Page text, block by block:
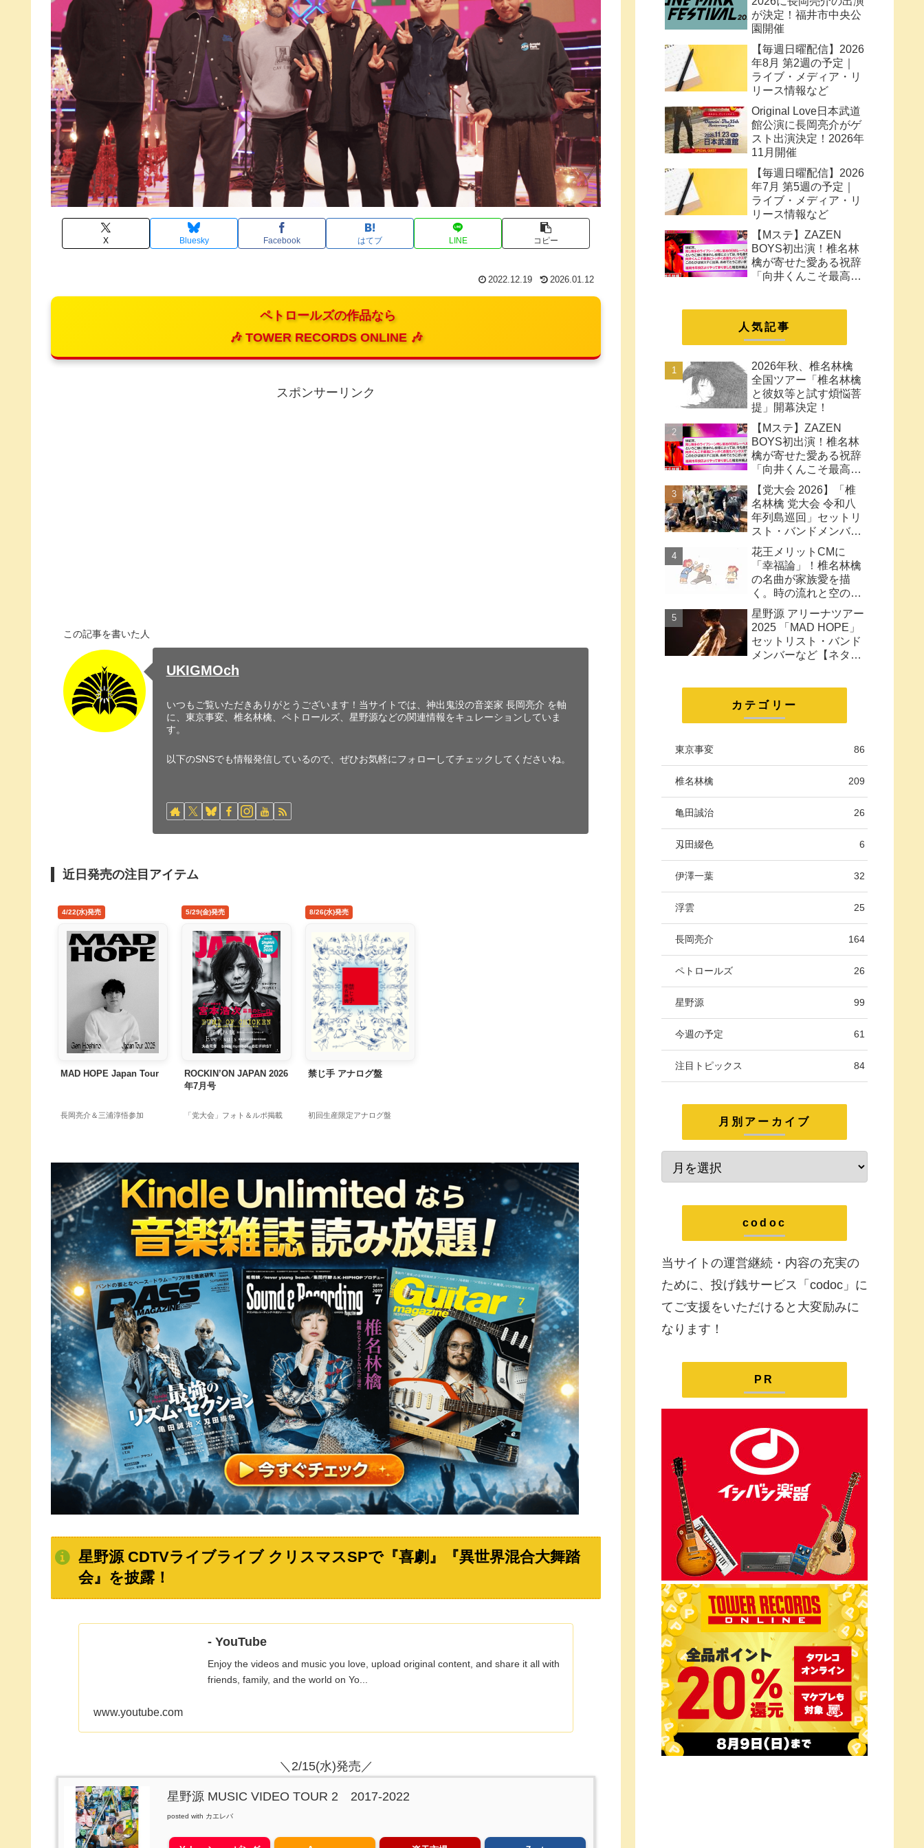
X Bluesky Facebook はてブ LINE コピー
2022.12.19 2026.01.12
ペトロールズの作品なら
🎶 TOWER RECORDS ONLINE 🎶
スポンサーリンク
この記事を書いた人
UKIGMOch
いつもご覧いただきありがとうございます！当サイトでは、神出鬼没の音楽家 長岡亮介 を軸
に、東京事変、椎名林檎、ペトロールズ、星野源などの関連情報をキュレーションしていま
す。
以下のSNSでも情報発信しているので、ぜひお気軽にフォローしてチェックしてくださいね。
近日発売の注目アイテム
4/22(水)発売
MAD HOPE Japan Tour
長岡亮介＆三浦淳悟参加
5/29(金)発売
ROCKIN’ON JAPAN 2026
年7月号
「党大会」フォト＆ルポ掲載
8/26(水)発売
禁じ手 アナログ盤
初回生産限定アナログ盤
星野源 CDTVライブライブ クリスマスSPで『喜劇』『異世界混合大舞踏
会』を披露！
- YouTube
Enjoy the videos and music you love, upload original content, and share it all with
friends, family, and the world on Yo...
www.youtube.com
＼2/15(水)発売／
星野源 MUSIC VIDEO TOUR 2 2017-2022
posted with カエレバ
が決定！福井市中央公
園開催
【毎週日曜配信】2026
年8月 第2週の予定｜
ライブ・メディア・リ
リース情報など
Original Love日本武道
館公演に長岡亮介がゲ
スト出演決定！2026年
11月開催
【毎週日曜配信】2026
年7月 第5週の予定｜
ライブ・メディア・リ
リース情報など
【Mステ】ZAZEN
BOYS初出演！椎名林
檎が寄せた愛ある祝辞
「向井くんこそ最高に
人気記事
2026年秋、椎名林檎
全国ツアー「椎名林檎
と彼奴等と試す煩悩菩
提」開幕決定！
【Mステ】ZAZEN
BOYS初出演！椎名林
檎が寄せた愛ある祝辞
「向井くんこそ最高に
トッポく洒落たパンク
ス」と密接なコラボ史
まとめ
【党大会 2026】「椎
名林檎 党大会 令和八
年列島巡回」セットリ
スト・バンドメンバー
など【ネタバレ注意】
花王メリットCMに
「幸福論」！椎名林檎
の名曲が家族愛を描
く。時の流れと空の色
に何も望みはしない様
に。
星野源 アリーナツアー
2025 「MAD HOPE」
セットリスト・バンド
メンバーなど【ネタバ
カテゴリー
東京事変 86
椎名林檎 209
亀田誠治 26
刄田綴色 6
伊澤一葉 32
浮雲 25
長岡亮介 164
ペトロールズ 26
星野源 99
今週の予定 61
注目トピックス 84
月別アーカイブ
codoc
当サイトの運営継続・内容の充実の
ために、投げ銭サービス「codoc」に
てご支援をいただけると大変励みに
なります！
PR